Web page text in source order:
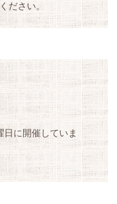
ださい。
に開催していま